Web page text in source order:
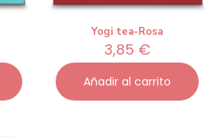
Yogi tea-Rosa
3,85 €
Añadir al carrito